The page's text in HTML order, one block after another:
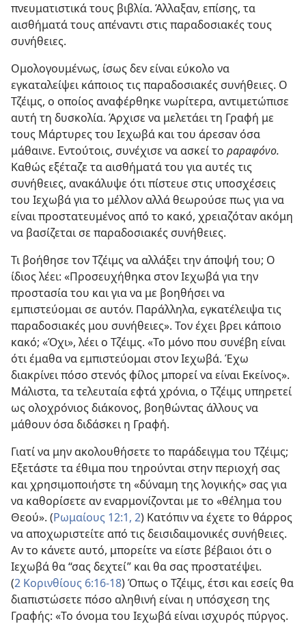
πνευματιστικά τους βιβλία. Άλλαξαν, επίσης, τα
αισθήματά τους απέναντι στις παραδοσιακές τους
συνήθειες.
Ομολογουμένως, ίσως δεν είναι εύκολο να
εγκαταλείψει κάποιος τις παραδοσιακές συνήθειες. Ο
Τζέιμς, ο οποίος αναφέρθηκε νωρίτερα, αντιμετώπισε
αυτή τη δυσκολία. Άρχισε να μελετάει τη Γραφή με
τους Μάρτυρες του Ιεχωβά και του άρεσαν όσα
μάθαινε. Εντούτοις, συνέχισε να ασκεί το ραραφόνο.
Καθώς εξέταζε τα αισθήματά του για αυτές τις
συνήθειες, ανακάλυψε ότι πίστευε στις υποσχέσεις
του Ιεχωβά για το μέλλον αλλά θεωρούσε πως για να
είναι προστατευμένος από το κακό, χρειαζόταν ακόμη
να βασίζεται σε παραδοσιακές συνήθειες.
Τι βοήθησε τον Τζέιμς να αλλάξει την άποψή του; Ο
ίδιος λέει: «Προσευχήθηκα στον Ιεχωβά για την
προστασία του και για να με βοηθήσει να
εμπιστεύομαι σε αυτόν. Παράλληλα, εγκατέλειψα τις
παραδοσιακές μου συνήθειες». Τον έχει βρει κάποιο
κακό; «Όχι», λέει ο Τζέιμς. «Το μόνο που συνέβη είναι
ότι έμαθα να εμπιστεύομαι στον Ιεχωβά. Έχω
διακρίνει πόσο στενός φίλος μπορεί να είναι Εκείνος».
Μάλιστα, τα τελευταία εφτά χρόνια, ο Τζέιμς υπηρετεί
ως ολοχρόνιος διάκονος, βοηθώντας άλλους να
μάθουν όσα διδάσκει η Γραφή.
Γιατί να μην ακολουθήσετε το παράδειγμα του Τζέιμς;
Εξετάστε τα έθιμα που τηρούνται στην περιοχή σας
και χρησιμοποιήστε τη «δύναμη της λογικής» σας για
να καθορίσετε αν εναρμονίζονται με το «θέλημα του
Θεού». (Ρωμαίους 12:1, 2) Κατόπιν να έχετε το θάρρος
να αποχωριστείτε από τις δεισιδαιμονικές συνήθειες.
Αν το κάνετε αυτό, μπορείτε να είστε βέβαιοι ότι ο
Ιεχωβά θα “σας δεχτεί” και θα σας προστατέψει.
(2 Κορινθίους 6:16-18) Όπως ο Τζέιμς, έτσι και εσείς θα
διαπιστώσετε πόσο αληθινή είναι η υπόσχεση της
Γραφής: «Το όνομα του Ιεχωβά είναι ισχυρός πύργος.